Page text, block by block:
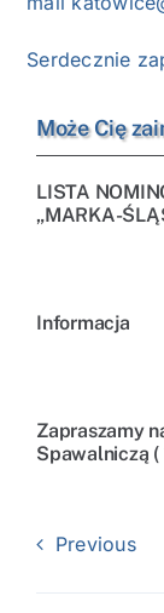
Serdecznie
Może Cię
LISTA
„MARKA-
Informacja
Zapraszamy
Spawalniczą
Previous